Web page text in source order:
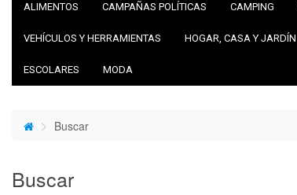
ALIMENTOS CAMPAÑAS POLÍTICAS CAMPING
VEHÍCULOS Y HERRAMIENTAS HOGAR, CASA Y JARDÍN
ESCOLARES MODA
Buscar
Buscar